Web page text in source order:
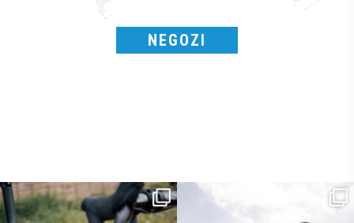
NEGOZI
Kepler R è la gravel pensata per affrontare
lunghe...
Parte dalla strada, continua sulla ghiaia,